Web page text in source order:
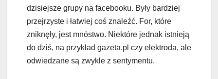
dzisiejsze grupy na facebooku. Były bardziej
przejrzyste i łatwiej coś znaleźć. For, które
zniknęły, jest mnóstwo. Niektóre jednak istnieją
do dziś, na przykład gazeta.pl czy elektroda, ale
odwiedzane są zwykle z sentymentu.